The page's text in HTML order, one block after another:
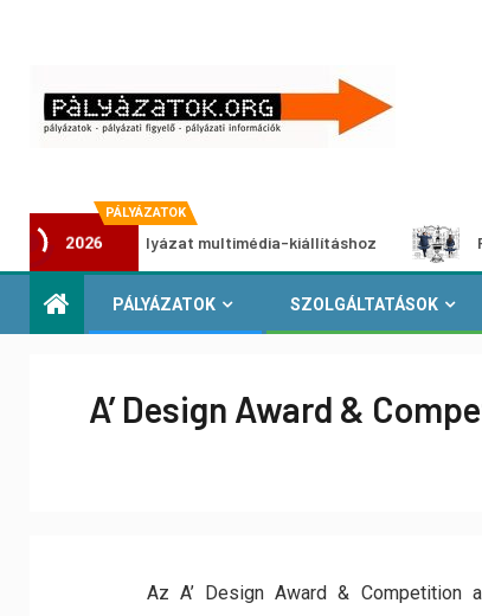
PÁLYÁZATOK
2026
pályázat multimédia-kiállításhoz Pályázat
PÁLYÁZATOK SZOLGÁLTATÁSOK
A’ Design Award &
Az A’ Design Award & Competition